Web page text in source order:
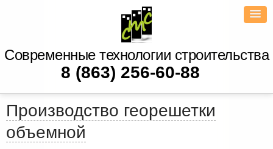
Современные технологии строительства
8 (863) 256-60-88
Производство георешетки
объемной